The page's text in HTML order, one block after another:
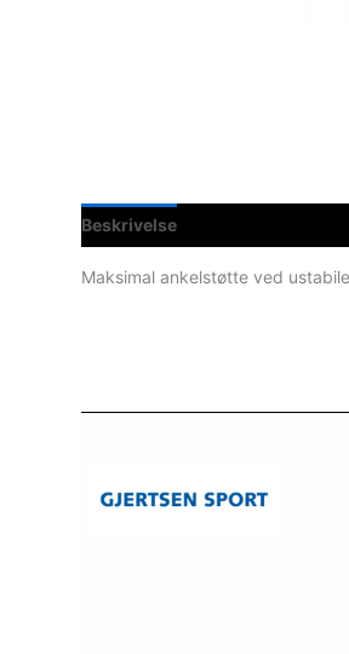
Beskrivelse
Maksimal ankelstøtte ved